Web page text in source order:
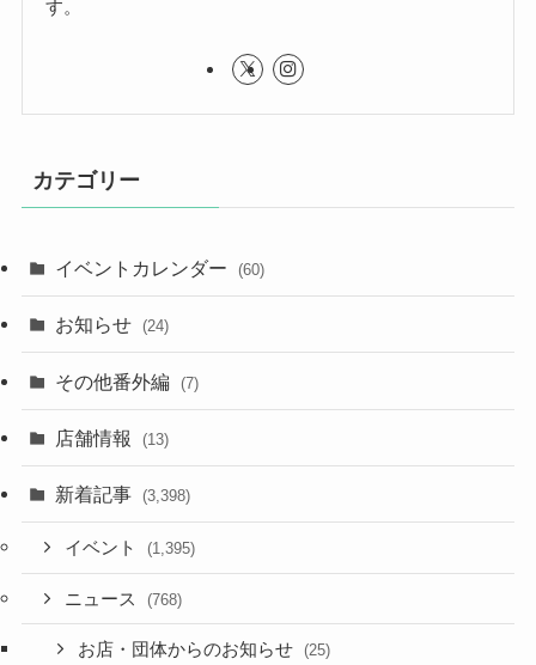
す。
カテゴリー
イベントカレンダー (60)
お知らせ (24)
その他番外編 (7)
店舗情報 (13)
新着記事 (3,398)
イベント (1,395)
ニュース (768)
お店・団体からのお知らせ (25)